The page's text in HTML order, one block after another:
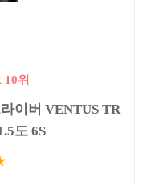
10위
이버 VENTUS TR
도 6S